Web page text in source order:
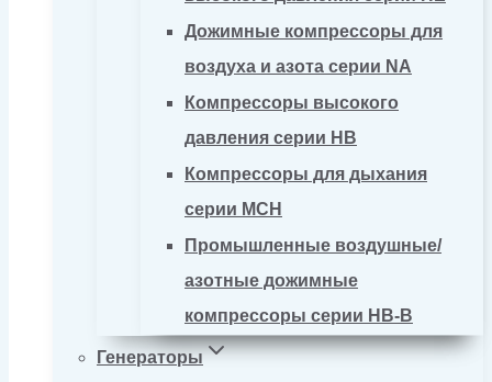
Дожимные компрессоры для
воздуха и азота серии NA
Компрессоры высокого
давления серии HB
Компрессоры для дыхания
серии MCH
Промышленные воздушные/
азотные дожимные
компрессоры серии HB-B
Генераторы